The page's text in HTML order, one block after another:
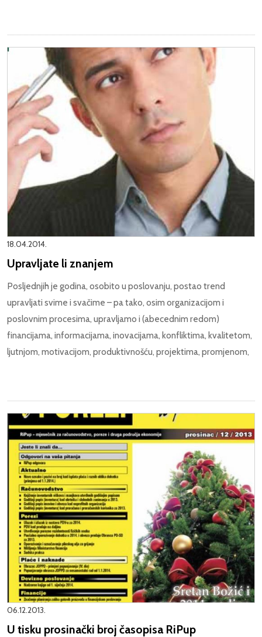
18.04.2014.
Upravljate li znanjem
Posljednjih je godina, osobito u poslovanju, postao trend
upravljati svime i svačime – pa tako, osim organizacijom i
poslovnim procesima, upravljamo i (abecednim redom)
financijama, informacijama, inovacijama, konfliktima, kvalitetom,
ljutnjom, motivacijom, produktivnošću, projektima, promjenom,
06.12.2013.
U tisku prosinački broj časopisa RiPup